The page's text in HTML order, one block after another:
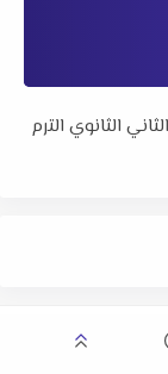
الثانوي الترم